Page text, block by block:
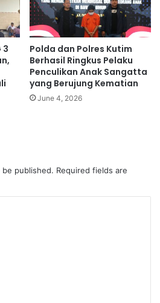
3
Polda dan Polres Kutim
Berhasil Ringkus Pelaku
Penculikan Anak Sangatta
yang Berujung Kematian
June 4, 2026
published. Required fields are